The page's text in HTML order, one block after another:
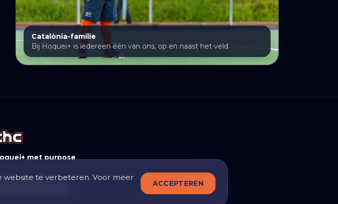
Catalònia-familie
Bij Hoquei+ is iedereen één van ons, op en naast het veld.
met purpose
hoofdsite
website te verbeteren. Voor meer
ACCEPTEREN